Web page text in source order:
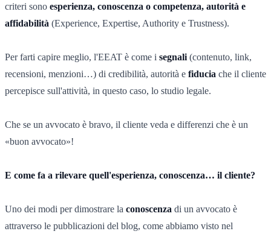
criteri sono esperienza, conoscenza o competenza, autorità e
affidabilità (Experience, Expertise, Authority e Trustness).
Per farti capire meglio, l'EEAT è come i segnali (contenuto, link,
recensioni, menzioni…) di credibilità, autorità e fiducia che il cliente
percepisce sull'attività, in questo caso, lo studio legale.
Che se un avvocato è bravo, il cliente veda e differenzi che è un
«buon avvocato»!
E come fa a rilevare quell'esperienza, conoscenza… il cliente?
Uno dei modi per dimostrare la conoscenza di un avvocato è
attraverso le pubblicazioni del blog, come abbiamo visto nel